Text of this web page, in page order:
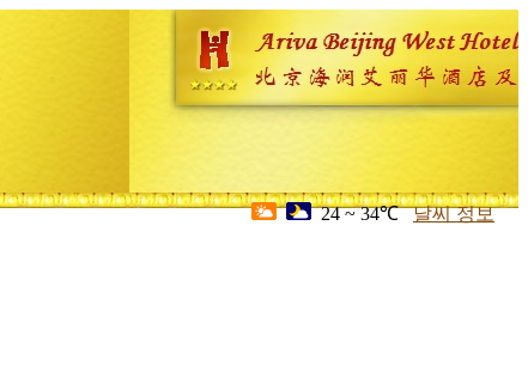
24 ~ 34℃ 날씨 정보